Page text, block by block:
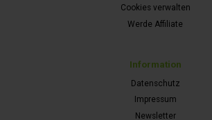
Cookies verwalten
Werde Affiliate
Information
Datenschutz
Impressum
Newsletter